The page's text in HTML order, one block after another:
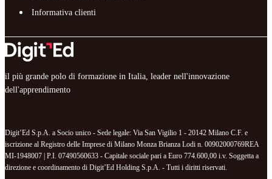
Informativa clienti
il più grande polo di formazione in Italia, leader nell'innovazione
dell'apprendimento
Digit’Ed S.p.A. a Socio unico - Sede legale: Via San Vigilio 1 - 20142 Milano C.F. e
iscrizione al Registro delle Imprese di Milano Monza Brianza Lodi n. 00902000769REA
MI-1948007 | P.I. 07490560633 - Capitale sociale pari a Euro 774.600,00 i.v. Soggetta a
direzione e coordinamento di Digit’Ed Holding S.p.A. - Tutti i diritti riservati.